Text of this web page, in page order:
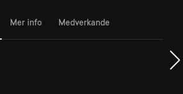
Mer info Medverkande